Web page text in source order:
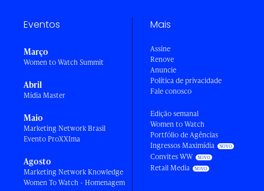
Eventos
Março
Women to Watch Summit
Abril
Mídia Master
Maio
Marketing Network Brasil
Evento ProXXIma
Agosto
Marketing Network Knowledge
Women To Watch - Homenagem
Mais
Assine
Renove
Anuncie
Política de privacidade
Fale conosco
Edição semanal
Women to Watch
Portfólio de Agências
Ingressos Maximídia
Convites WW
Retail Media